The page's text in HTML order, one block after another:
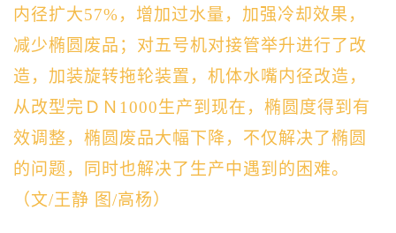
内径扩大57%，增加过水量，加强冷却效果，
减少椭圆废品 ； 对五号机对接管举升进行了改
造，加装旋转拖轮装置，机体水嘴内径改造，
从改型完ＤＮ1000生产到现在，椭圆度得到有
效调整，椭圆废品大幅下降 ， 不仅解决了椭圆
的问题，同时也解决了生产中遇到的困难。
（文/王静 图/高杨）